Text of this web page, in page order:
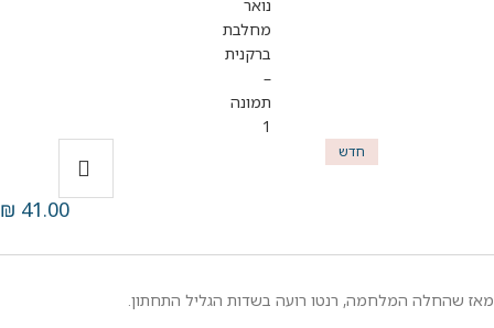
חדש
41.00
₪
מאז שהחלה המלחמה, רנטו רועה בשדות הגליל התחתון.